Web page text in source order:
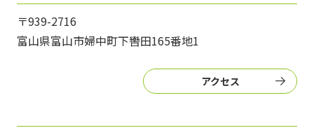
〒939-2716
富山県富山市婦中町下轡田165番地1
アクセス